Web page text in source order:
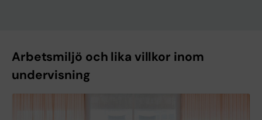
Arbetsmiljö och lika villkor inom
undervisning